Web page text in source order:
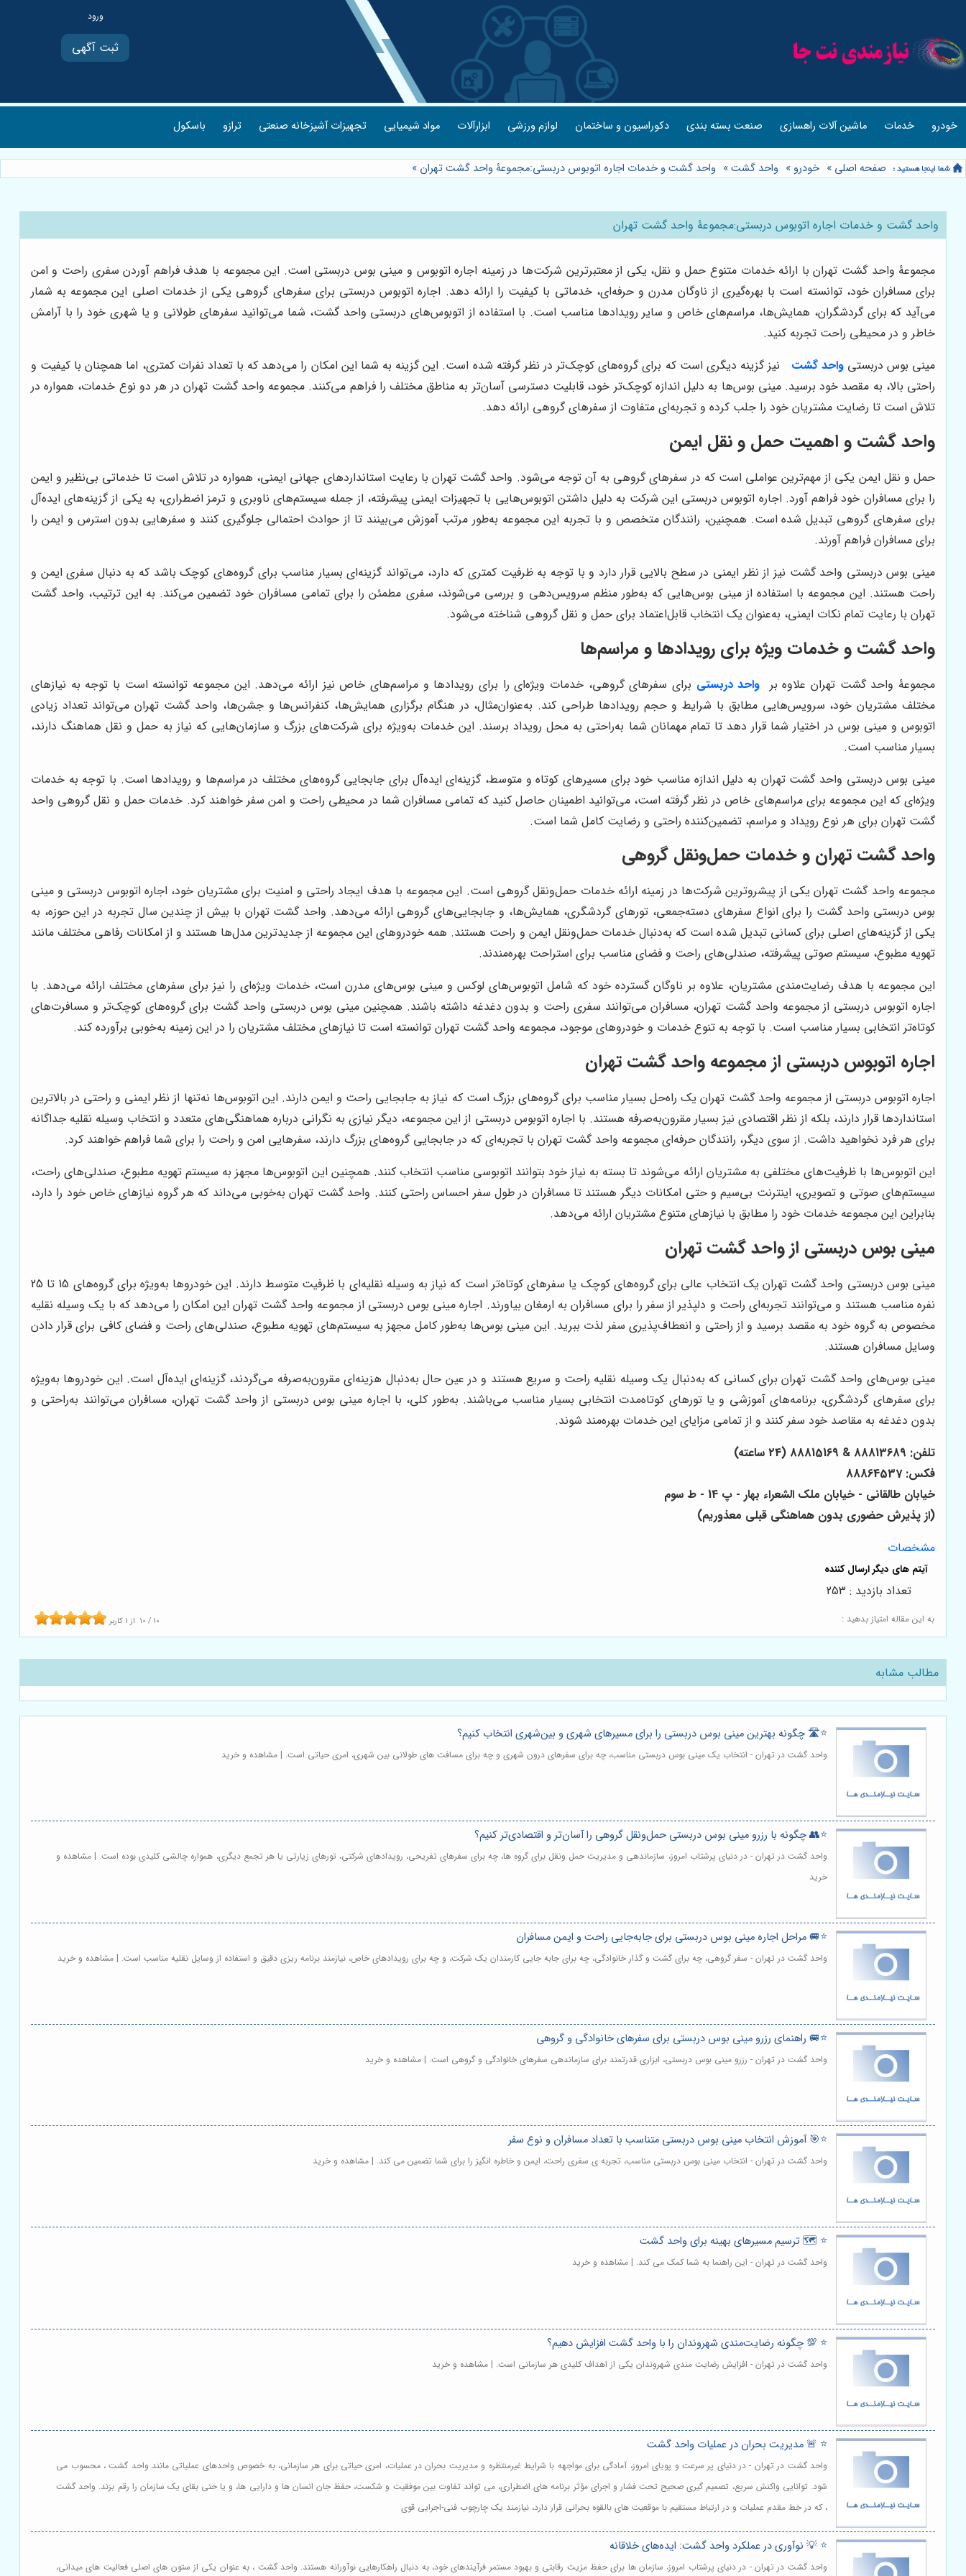
ثبت آگهی
خودرو خدمات ماشین آلات راهسازی صنعت بسته بندی دکوراسیون و ساختمان لوازم ورزشی ابزارآلات مواد شیمیایی تجهیزات آشپزخانه صنعتی ترازو باسکول
صفحه اصلی » خودرو » واحد گشت» واحد گشت و خدمات اجاره اتوبوس دربستی:مجموعۀ واحد گشت تهران »
واحد گشت و خدمات اجاره اتوبوس دربستی:مجموعۀ واحد گشت تهران
مجموعۀ واحد گشت تهران با ارائه خدمات متنوع حمل و نقل، یکی از معتبرترین شرکت‌ها در زمینه اجاره اتوبوس و مینی بوس دربستی است. این مجموعه با هدف فراهم آوردن سفری راحت و امن
برای مسافران خود، توانسته است با بهره‌گیری از ناوگان مدرن و حرفه‌ای، خدماتی با کیفیت را ارائه دهد. اجاره اتوبوس دربستی برای سفرهای گروهی یکی از خدمات اصلی این مجموعه به شمار
می‌آید که برای گردشگران، همایش‌ها، مراسم‌های خاص و سایر رویدادها مناسب است. با استفاده از اتوبوس‌های دربستی واحد گشت، شما می‌توانید سفرهای طولانی و یا شهری خود را با آرامش
خاطر و در محیطی راحت تجربه کنید.
مینی بوس دربستیواحد گشت
نیز گزینه دیگری است که برای گروه‌های کوچک‌تر در نظر گرفته شده است. این گزینه به شما این امکان را می‌دهد که با تعداد نفرات کمتری، اما همچنان با کیفیت و
راحتی بالا، به مقصد خود برسید. مینی بوس‌ها به دلیل اندازه کوچک‌تر خود، قابلیت دسترسی آسان‌تر به مناطق مختلف را فراهم می‌کنند. مجموعه واحد گشت تهران در هر دو نوع خدمات، همواره در
تلاش است تا رضایت مشتریان خود را جلب کرده و تجربه‌ای متفاوت از سفرهای گروهی ارائه دهد.
واحد گشت و اهمیت حمل و نقل ایمن
حمل و نقل ایمن یکی از مهم‌ترین عواملی است که در سفرهای گروهی به آن توجه می‌شود. واحد گشت تهران با رعایت استانداردهای جهانی ایمنی، همواره در تلاش است تا خدماتی بی‌نظیر و ایمن
را برای مسافران خود فراهم آورد. اجاره اتوبوس دربستی این شرکت به دلیل داشتن اتوبوس‌هایی با تجهیزات ایمنی پیشرفته، از جمله سیستم‌های ناوبری و ترمز اضطراری، به یکی از گزینه‌های ایده‌آل
برای سفرهای گروهی تبدیل شده است. همچنین، رانندگان متخصص و با تجربه این مجموعه به‌طور مرتب آموزش می‌بینند تا از حوادث احتمالی جلوگیری کنند و سفرهایی بدون استرس و ایمن را
برای مسافران فراهم آورند.
مینی بوس دربستی واحد گشت نیز از نظر ایمنی در سطح بالایی قرار دارد و با توجه به ظرفیت کمتری که دارد، می‌تواند گزینه‌ای بسیار مناسب برای گروه‌های کوچک باشد که به دنبال سفری ایمن و
راحت هستند. این مجموعه با استفاده از مینی بوس‌هایی که به‌طور منظم سرویس‌دهی و بررسی می‌شوند، سفری مطمئن را برای تمامی مسافران خود تضمین می‌کند. به این ترتیب، واحد گشت
تهران با رعایت تمام نکات ایمنی، به‌عنوان یک انتخاب قابل‌اعتماد برای حمل و نقل گروهی شناخته می‌شود.
واحد گشت و خدمات ویژه برای رویدادها و مراسم‌ها
مجموعۀ واحد گشت تهران علاوه بر واحد دربستی برای سفرهای گروهی، خدمات ویژه‌ای را برای رویدادها و مراسم‌های خاص نیز ارائه می‌دهد. این مجموعه توانسته است با توجه به نیازهای
مختلف مشتریان خود، سرویس‌هایی مطابق با شرایط و حجم رویدادها طراحی کند. به‌عنوان‌مثال، در هنگام برگزاری همایش‌ها، کنفرانس‌ها و جشن‌ها، واحد گشت تهران می‌تواند تعداد زیادی
اتوبوس و مینی بوس در اختیار شما قرار دهد تا تمام مهمانان شما به‌راحتی به محل رویداد برسند. این خدمات به‌ویژه برای شرکت‌های بزرگ و سازمان‌هایی که نیاز به حمل و نقل هماهنگ دارند،
بسیار مناسب است.
مینی بوس دربستی واحد گشت تهران به دلیل اندازه مناسب خود برای مسیرهای کوتاه و متوسط، گزینه‌ای ایده‌آل برای جابجایی گروه‌های مختلف در مراسم‌ها و رویدادها است. با توجه به خدمات
ویژه‌ای که این مجموعه برای مراسم‌های خاص در نظر گرفته است، می‌توانید اطمینان حاصل کنید که تمامی مسافران شما در محیطی راحت و امن سفر خواهند کرد. خدمات حمل و نقل گروهی واحد
گشت تهران برای هر نوع رویداد و مراسم، تضمین‌کننده راحتی و رضایت کامل شما است.
واحد گشت تهران و خدمات حمل‌ونقل گروهی
مجموعه واحد گشت تهران یکی از پیشروترین شرکت‌ها در زمینه ارائه خدمات حمل‌ونقل گروهی است. این مجموعه با هدف ایجاد راحتی و امنیت برای مشتریان خود، اجاره اتوبوس دربستی و مینی
بوس دربستی واحد گشت را برای انواع سفرهای دسته‌جمعی، تورهای گردشگری، همایش‌ها، و جابجایی‌های گروهی ارائه می‌دهد. واحد گشت تهران با بیش از چندین سال تجربه در این حوزه، به
یکی از گزینه‌های اصلی برای کسانی تبدیل شده است که به‌دنبال خدمات حمل‌ونقل ایمن و راحت هستند. همه خودروهای این مجموعه از جدیدترین مدل‌ها هستند و از امکانات رفاهی مختلف مانند
تهویه مطبوع، سیستم صوتی پیشرفته، صندلی‌های راحت و فضای مناسب برای استراحت بهره‌مندند.
این مجموعه با هدف رضایت‌مندی مشتریان، علاوه بر ناوگان گسترده خود که شامل اتوبوس‌های لوکس و مینی بوس‌های مدرن است، خدمات ویژه‌ای را نیز برای سفرهای مختلف ارائه می‌دهد. با
اجاره اتوبوس دربستی از مجموعه واحد گشت تهران، مسافران می‌توانند سفری راحت و بدون دغدغه داشته باشند. همچنین مینی بوس دربستی واحد گشت برای گروه‌های کوچک‌تر و مسافرت‌های
کوتاه‌تر انتخابی بسیار مناسب است. با توجه به تنوع خدمات و خودروهای موجود، مجموعه واحد گشت تهران توانسته است تا نیازهای مختلف مشتریان را در این زمینه به‌خوبی برآورده کند.
اجاره اتوبوس دربستی از مجموعه واحد گشت تهران
اجاره اتوبوس دربستی از مجموعه واحد گشت تهران یک راه‌حل بسیار مناسب برای گروه‌های بزرگ است که نیاز به جابجایی راحت و ایمن دارند. این اتوبوس‌ها نه‌تنها از نظر ایمنی و راحتی در بالاترین
استانداردها قرار دارند، بلکه از نظر اقتصادی نیز بسیار مقرون‌به‌صرفه هستند. با اجاره اتوبوس دربستی از این مجموعه، دیگر نیازی به نگرانی درباره هماهنگی‌های متعدد و انتخاب وسیله نقلیه جداگانه
برای هر فرد نخواهید داشت. از سوی دیگر، رانندگان حرفه‌ای مجموعه واحد گشت تهران با تجربه‌ای که در جابجایی گروه‌های بزرگ دارند، سفرهایی امن و راحت را برای شما فراهم خواهند کرد.
این اتوبوس‌ها با ظرفیت‌های مختلفی به مشتریان ارائه می‌شوند تا بسته به نیاز خود بتوانند اتوبوسی مناسب انتخاب کنند. همچنین این اتوبوس‌ها مجهز به سیستم تهویه مطبوع، صندلی‌های راحت،
سیستم‌های صوتی و تصویری، اینترنت بی‌سیم و حتی امکانات دیگر هستند تا مسافران در طول سفر احساس راحتی کنند. واحد گشت تهران به‌خوبی می‌داند که هر گروه نیازهای خاص خود را دارد،
بنابراین این مجموعه خدمات خود را مطابق با نیازهای متنوع مشتریان ارائه می‌دهد.
مینی بوس دربستی از واحد گشت تهران
مینی بوس دربستی واحد گشت تهران یک انتخاب عالی برای گروه‌های کوچک یا سفرهای کوتاه‌تر است که نیاز به وسیله نقلیه‌ای با ظرفیت متوسط دارند. این خودروها به‌ویژه برای گروه‌های 15 تا 25
نفره مناسب هستند و می‌توانند تجربه‌ای راحت و دلپذیر از سفر را برای مسافران به ارمغان بیاورند. اجاره مینی بوس دربستی از مجموعه واحد گشت تهران این امکان را می‌دهد که با یک وسیله نقلیه
مخصوص به گروه خود به مقصد برسید و از راحتی و انعطاف‌پذیری سفر لذت ببرید. این مینی بوس‌ها به‌طور کامل مجهز به سیستم‌های تهویه مطبوع، صندلی‌های راحت و فضای کافی برای قرار دادن
وسایل مسافران هستند.
مینی بوس‌های واحد گشت تهران برای کسانی که به‌دنبال یک وسیله نقلیه راحت و سریع هستند و در عین حال به‌دنبال هزینه‌ای مقرون‌به‌صرفه می‌گردند، گزینه‌ای ایده‌آل است. این خودروها به‌ویژه
برای سفرهای گردشگری، برنامه‌های آموزشی و یا تورهای کوتاه‌مدت انتخابی بسیار مناسب می‌باشند. به‌طور کلی، با اجاره مینی بوس دربستی از واحد گشت تهران، مسافران می‌توانند به‌راحتی و
بدون دغدغه به مقاصد خود سفر کنند و از تمامی مزایای این خدمات بهره‌مند شوند.
تلفن: 88813689 & 88815169 (24 ساعته)
فکس: 88864537
خیابان طالقانی - خیابان ملک الشعراء بهار - پ 14 - ط سوم
(از پذیرش حضوری بدون هماهنگی قبلی معذوریم)
مشخصات
به این مقاله امتیاز بدهید : 10 / 10 از 1 کاربر
تعداد بازدید : 253
مطالب مشابه
⭐️🛣️ چگونه بهترین مینی بوس دربستی را برای مسیرهای شهری و بین‌شهری انتخاب کنیم؟
واحد گشت در تهران - انتخاب یک مینی بوس دربستی مناسب، چه برای سفرهای درون شهری و چه برای مسافت های طولانی بین شهری، امری حیاتی است. | مشاهده و خرید
⭐️👥 چگونه با رزرو مینی بوس دربستی حمل‌ونقل گروهی را آسان‌تر و اقتصادی‌تر کنیم؟
واحد گشت در تهران - در دنیای پرشتاب امروز، سازماندهی و مدیریت حمل ونقل برای گروه ها، چه برای سفرهای تفریحی، رویدادهای شرکتی، تورهای زیارتی یا هر تجمع دیگری، همواره چالشی کلیدی بوده است. | مشاهده و
خرید
⭐️🚐 مراحل اجاره مینی بوس دربستی برای جابه‌جایی راحت و ایمن مسافران
واحد گشت در تهران - سفر گروهی، چه برای گشت و گذار خانوادگی، چه برای جابه جایی کارمندان یک شرکت، و چه برای رویدادهای خاص، نیازمند برنامه ریزی دقیق و استفاده از وسایل نقلیه مناسب است. | مشاهده و خرید
⭐️🚐 راهنمای رزرو مینی بوس دربستی برای سفرهای خانوادگی و گروهی
واحد گشت در تهران - رزرو مینی بوس دربستی، ابزاری قدرتمند برای سازماندهی سفرهای خانوادگی و گروهی است. | مشاهده و خرید
⭐️🎯 آموزش انتخاب مینی بوس دربستی متناسب با تعداد مسافران و نوع سفر
واحد گشت در تهران - انتخاب مینی بوس دربستی مناسب، تجربه ی سفری راحت، ایمن و خاطره انگیز را برای شما تضمین می کند. | مشاهده و خرید
⭐️ 🗺️ ترسیم مسیرهای بهینه برای واحد گشت
واحد گشت در تهران - این راهنما به شما کمک می کند. | مشاهده و خرید
⭐️ 💯 چگونه رضایت‌مندی شهروندان را با واحد گشت افزایش دهیم؟
واحد گشت در تهران - افزایش رضایت مندی شهروندان یکی از اهداف کلیدی هر سازمانی است. | مشاهده و خرید
⭐️ 🚨 مدیریت بحران در عملیات واحد گشت
واحد گشت در تهران - در دنیای پر سرعت و پویای امروز، آمادگی برای مواجهه با شرایط غیرمنتظره و مدیریت بحران در عملیات، امری حیاتی برای هر سازمانی، به خصوص واحدهای عملیاتی مانند واحد گشت ، محسوب می
شود. توانایی واکنش سریع، تصمیم گیری صحیح تحت فشار و اجرای مؤثر برنامه های اضطراری، می تواند تفاوت بین موفقیت و شکست، حفظ جان انسان ها و دارایی ها، و یا حتی بقای یک سازمان را رقم بزند. واحد گشت
، که در خط مقدم عملیات و در ارتباط مستقیم با موقعیت های بالقوه بحرانی قرار دارد، نیازمند یک چارچوب فنی-اجرایی قوی
⭐️ 💡 نوآوری در عملکرد واحد گشت: ایده‌های خلاقانه
واحد گشت در تهران - در دنیای پرشتاب امروز، سازمان ها برای حفظ مزیت رقابتی و بهبود مستمر فرآیندهای خود، به دنبال راهکارهایی نوآورانه هستند. واحد گشت ، به عنوان یکی از ستون های اصلی فعالیت های میدانی،